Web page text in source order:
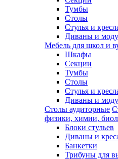
Тумбы
Столы
Стулья и
Диваны и
Мебель для школ и
Шкафы
Секции
Тумбы
Столы
Стулья и
Диваны и
Столы аудиторные
физики, химии,
Блоки стульев
Диваны и
Банкетки
Трибуны для